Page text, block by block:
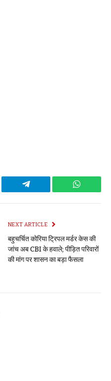
Telegram
NEXT ARTICLE
बहुचर्चित कोरिया ट्रिपल मर्डर केस की
जांच अब CBI के हवाले; पीड़ित परिवारों
की मांग पर शासन का बड़ा फैसला